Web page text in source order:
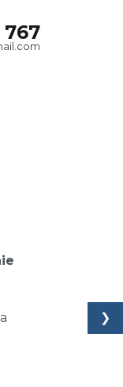
767
❯